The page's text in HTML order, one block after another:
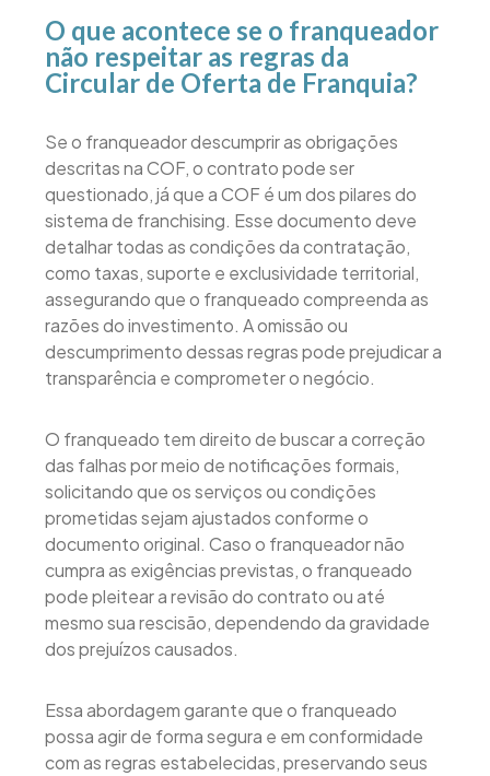
O que acontece se o franqueador
não respeitar as regras da
Circular de Oferta de Franquia?
Se o franqueador descumprir as obrigações
descritas na COF, o contrato pode ser
questionado, já que a COF é um dos pilares do
sistema de franchising. Esse documento deve
detalhar todas as condições da contratação,
como taxas, suporte e exclusividade territorial,
assegurando que o franqueado compreenda as
razões do investimento. A omissão ou
descumprimento dessas regras pode prejudicar a
transparência e comprometer o negócio.
O franqueado tem direito de buscar a correção
das falhas por meio de notificações formais,
solicitando que os serviços ou condições
prometidas sejam ajustados conforme o
documento original. Caso o franqueador não
cumpra as exigências previstas, o franqueado
pode pleitear a revisão do contrato ou até
mesmo sua rescisão, dependendo da gravidade
dos prejuízos causados.
Essa abordagem garante que o franqueado
possa agir de forma segura e em conformidade
com as regras estabelecidas, preservando seus